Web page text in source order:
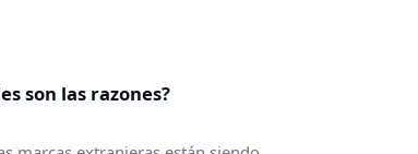
son las razones?